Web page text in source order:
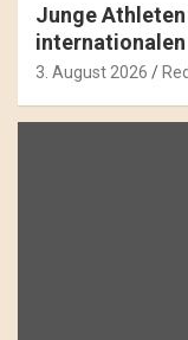
Junge
3. August 2026